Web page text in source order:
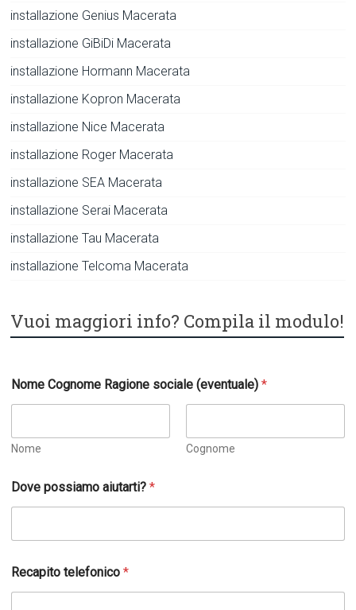
installazione Genius Macerata
installazione GiBiDi Macerata
installazione Hormann Macerata
installazione Kopron Macerata
installazione Nice Macerata
installazione Roger Macerata
installazione SEA Macerata
installazione Serai Macerata
installazione Tau Macerata
installazione Telcoma Macerata
Vuoi maggiori info? Compila il modulo!
Nome Cognome Ragione sociale (eventuale)*
Nome Cognome
Dove possiamo aiutarti?*
Recapito telefonico*